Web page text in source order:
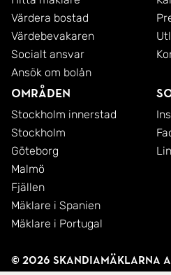
Värdera bostad
Värdebevakaren
Socialt ansvar
Ansök om bolån
Områden
Stockholm innerstad
Stockholm
Göteborg
Malmö
Fjällen
Mäklare i Spanien
Mäklare i Portugal
© 2026 SkandiaMäklarna